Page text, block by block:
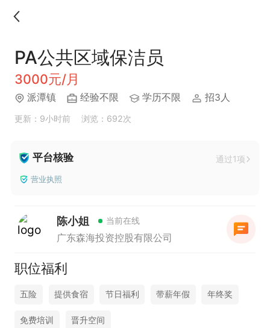
PA公共区域保洁员
3000元/月
派潭镇 经验不限 学历不限 招3人
更新：9小时前 浏览：692次
平台核验 通过1项
营业执照
陈小姐 当前在线
广东森海投资控股有限公司
职位福利
五险 提供食宿 节日福利 带薪年假 年终奖
免费培训 晋升空间